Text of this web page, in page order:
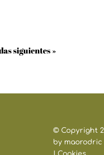
siguientes »
© Copyright
by maorodric